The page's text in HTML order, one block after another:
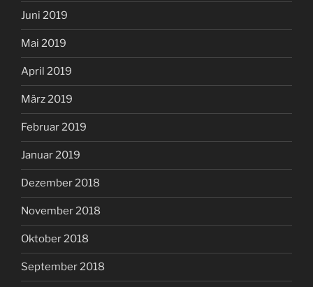
Juni 2019
Mai 2019
April 2019
März 2019
Februar 2019
Januar 2019
Dezember 2018
November 2018
Oktober 2018
September 2018